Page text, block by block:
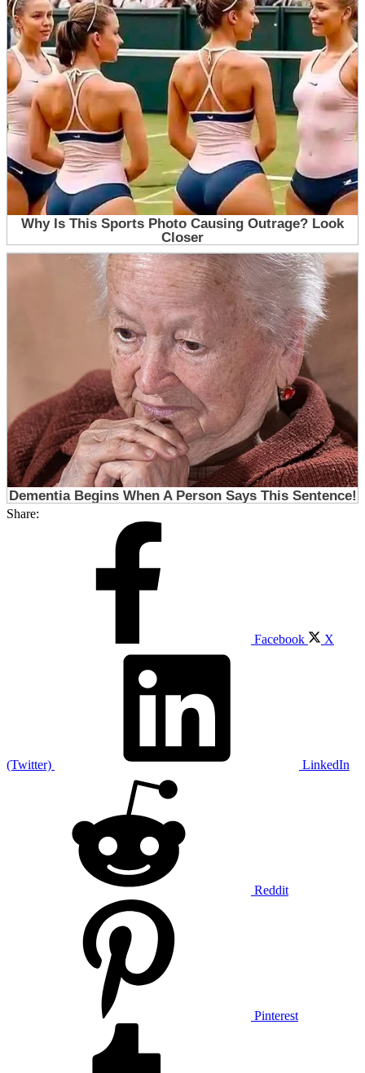
Share:
Facebook X
(Twitter) LinkedIn
Reddit
Pinterest